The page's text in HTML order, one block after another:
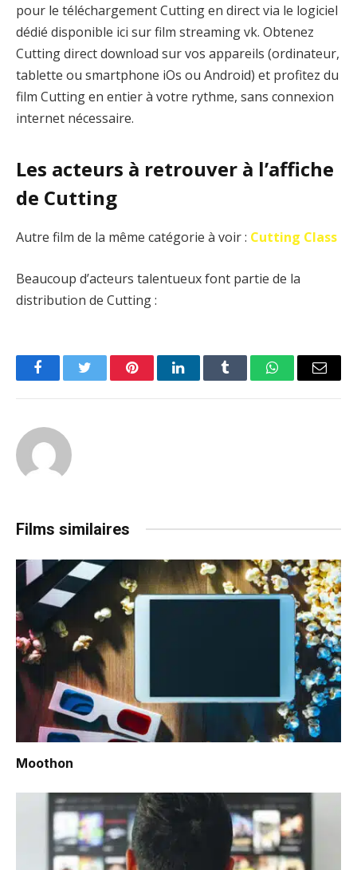
pour le téléchargement Cutting en direct via le logiciel
dédié disponible ici sur film streaming vk. Obtenez
Cutting direct download sur vos appareils (ordinateur,
tablette ou smartphone iOs ou Android) et profitez du
film Cutting en entier à votre rythme, sans connexion
internet nécessaire.
Les acteurs à retrouver à l’affiche
de Cutting
Autre film de la même catégorie à voir : Cutting Class
Beaucoup d’acteurs talentueux font partie de la
distribution de Cutting :
FacebookTwitter PinterestLinkedInTumblr WhatsAppEmail
Films similaires
Moothon